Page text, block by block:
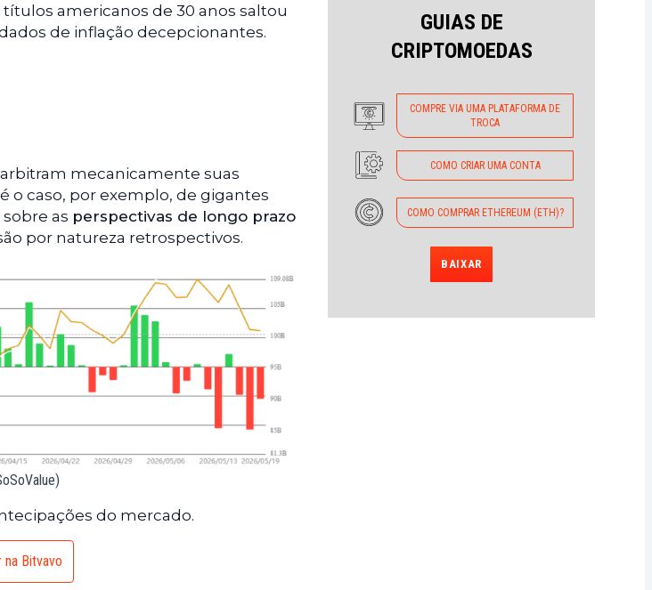
americanos de 30 anos saltou
de inflação decepcionantes.
mecanicamente suas
o caso, por exemplo, de gigantes
as perspectivas de longo prazo
por natureza retrospectivos.
do mercado.
Bitvavo
GUIAS DE
CRIPTOMOEDAS
COMPRE VIA UMA PLATAFORMA DE
TROCA
COMO CRIAR UMA CONTA
COMO COMPRAR ETHEREUM (ETH)?
BAIXAR